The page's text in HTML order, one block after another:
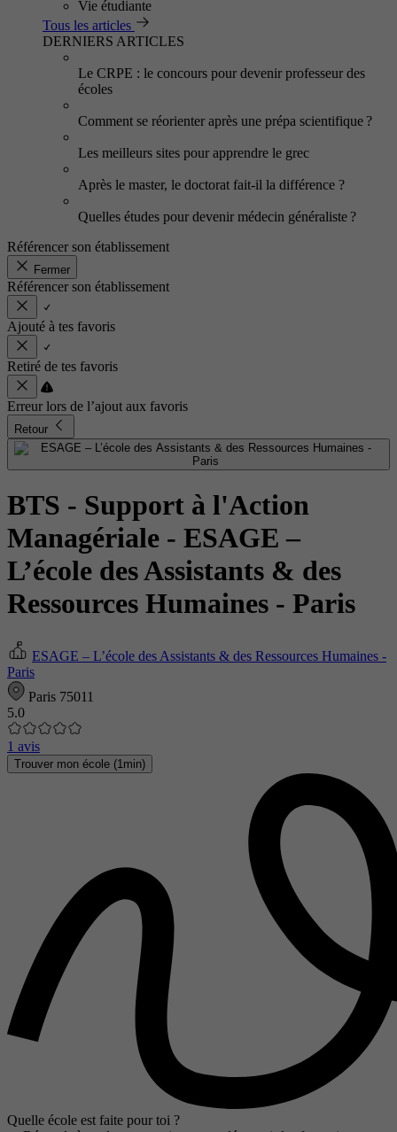
Vie étudiante
Tous les articles
DERNIERS ARTICLES
Le CRPE : le concours pour devenir professeur des
écoles
Comment se réorienter après une prépa scientifique ?
Les meilleurs sites pour apprendre le grec
Après le master, le doctorat fait-il la différence ?
Quelles études pour devenir médecin généraliste ?
Référencer son établissement
Fermer
Référencer son établissement
Ajouté à tes favoris
Retiré de tes favoris
Erreur lors de l’ajout aux favoris
Retour
BTS - Support à l'Action
Managériale - ESAGE –
L’école des Assistants & des
Ressources Humaines - Paris
ESAGE – L’école des Assistants & des Ressources Humaines -
Paris
Paris 75011
5.0
1 avis
Trouver mon école (1min)
Quelle école est faite pour toi ?